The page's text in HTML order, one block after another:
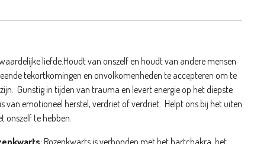
liefde.Houdt van onszelf en houdt van andere mensen
tekortkomingen en onvolkomenheden te accepteren om te
Gunstig in tijden van trauma en levert energie op het diepste
van emotioneel herstel, verdriet of verdriet. Helpt ons bij het uiten
onszelf te hebben.
: Rozenkwarts is verbonden met het hartchakra, het